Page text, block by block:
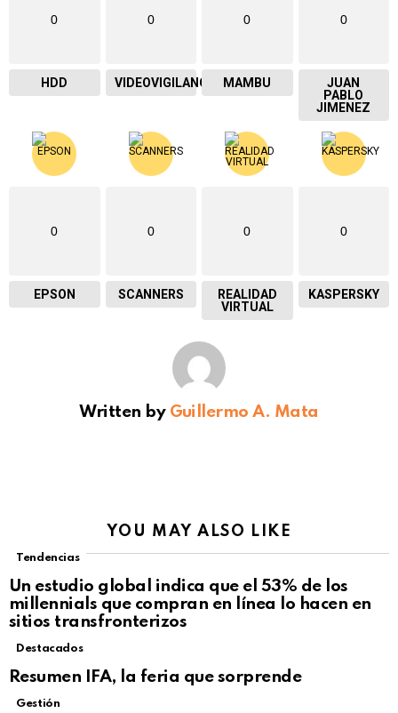
0
HDD
0
VIDEOVIGILANCIA
0
MAMBU
0
JUAN
PABLO
JIMENEZ
0
EPSON
0
SCANNERS
0
REALIDAD
VIRTUAL
0
KASPERSKY
Written by Guillermo A. Mata
YOU MAY ALSO LIKE
Not Safe For Work
Click to view this post
Tendencias
Un estudio global indica que el 53% de los
millennials que compran en línea lo hacen en
sitios transfronterizos
Destacados
Resumen IFA, la feria que sorprende
Gestión